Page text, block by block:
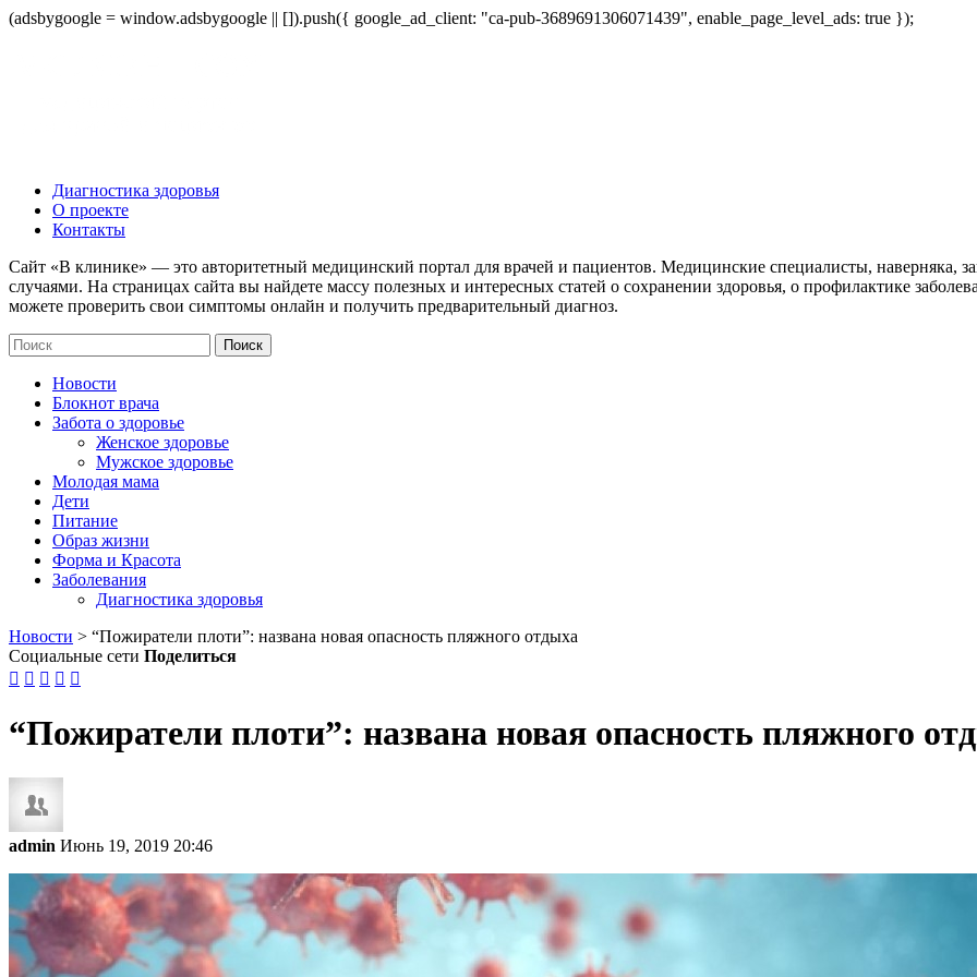
(adsbygoogle = window.adsbygoogle || []).push({ google_ad_client: "ca-pub-3689691306071439", enable_page_level_ads: true });
Диагностика здоровья
О проекте
Контакты
Сайт «В клинике» — это авторитетный медицинский портал для врачей и пациентов. Медицинские специалисты, наверняка,
случаями. На страницах сайта вы найдете массу полезных и интересных статей о сохранении здоровья, о профилактике
можете проверить свои симптомы онлайн и получить предварительный диагноз.
Новости
Блокнот врача
Забота о здоровье
Женское здоровье
Мужское здоровье
Молодая мама
Дети
Питание
Образ жизни
Форма и Красота
Заболевания
Диагностика здоровья
Новости > “Пожиратели плоти”: названа новая опасность пляжного отдыха
Социальные сети Поделиться
    
“Пожиратели плоти”: названа новая опасность пляжного
admin Июнь 19, 2019 20:46